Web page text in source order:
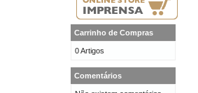
Carrinho de Compras
0 Artigos
Comentários